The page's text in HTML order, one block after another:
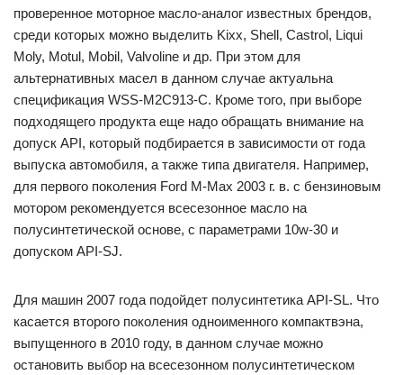
проверенное моторное масло-аналог известных брендов,
среди которых можно выделить Kixx, Shell, Castrol, Liqui
Moly, Motul, Mobil, Valvoline и др. При этом для
альтернативных масел в данном случае актуальна
спецификация WSS-M2C913-C. Кроме того, при выборе
подходящего продукта еще надо обращать внимание на
допуск API, который подбирается в зависимости от года
выпуска автомобиля, а также типа двигателя. Например,
для первого поколения Ford M-Max 2003 г. в. с бензиновым
мотором рекомендуется всесезонное масло на
полусинтетической основе, с параметрами 10w-30 и
допуском API-SJ.
Для машин 2007 года подойдет полусинтетика API-SL. Что
касается второго поколения одноименного компактвэна,
выпущенного в 2010 году, в данном случае можно
остановить выбор на всесезонном полусинтетическом